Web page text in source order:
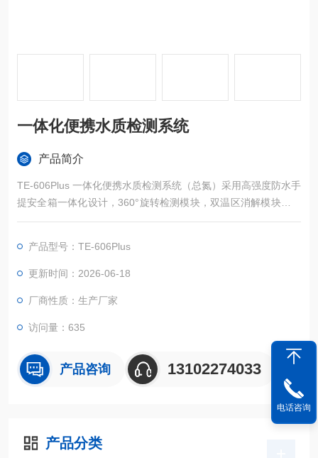
一体化便携水质检测系统
产品简介
TE-606Plus 一体化便携水质检测系统（总氮）采用高强度防水手
提安全箱一体化设计，360°旋转检测模块，双温区消解模块，数
字化集成系统，彩色液晶触摸屏，光纤检测技术，进口光源，专
确、测定范围广、功能全、操作简单 ,可快速测定水中总氮的含
量。
产品型号：TE-606Plus
更新时间：2026-06-18
厂商性质：生产厂家
访问量：635
产品咨询 13102274033
产品分类
电话咨询